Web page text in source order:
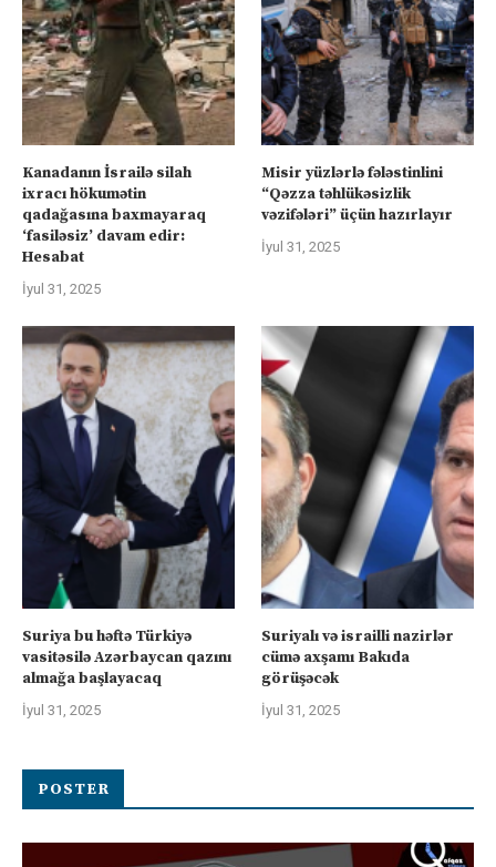
Kanadanın İsrailə silah
ixracı hökumətin
qadağasına baxmayaraq
‘fasiləsiz’ davam edir:
Hesabat
İyul 31, 2025
Misir yüzlərlə fələstinlini
“Qəzza təhlükəsizlik
vəzifələri” üçün hazırlayır
İyul 31, 2025
Suriya bu həftə Türkiyə
vasitəsilə Azərbaycan qazını
almağa başlayacaq
İyul 31, 2025
Suriyalı və israilli nazirlər
cümə axşamı Bakıda
görüşəcək
İyul 31, 2025
POSTER